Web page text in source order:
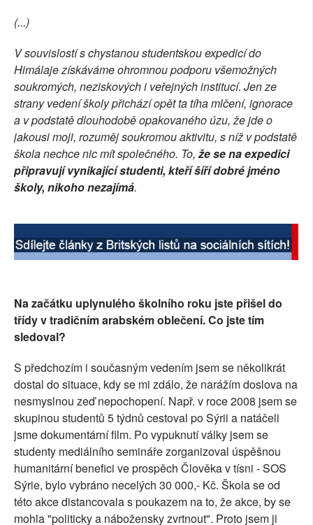
(...)
V souvislostí s chystanou studentskou expedicí do
Himálaje získáváme ohromnou podporu všemožných
soukromých, neziskových i veřejných institucí. Jen ze
strany vedení školy přichází opět ta tíha mlčení, ignorace
a v podstatě dlouhodobě opakovaného úzu, že jde o
jakousi moji, rozuměj soukromou aktivitu, s níž v podstatě
škola nechce nic mít společného. To,že se na expedici
připravují vynikající studenti, kteří šíří dobré jméno
školy, nikoho nezajímá.
Na začátku uplynulého školního roku jste přišel do
třídy v tradičním arabském oblečení. Co jste tím
sledoval?
S předchozím i současným vedením jsem se několikrát
dostal do situace, kdy se mi zdálo, že narážím doslova na
nesmyslnou zeď nepochopení. Např. v roce 2008 jsem se
skupinou studentů 5 týdnů cestoval po Sýrii a natáčeli
jsme dokumentární film. Po vypuknutí války jsem se
studenty mediálního semináře zorganizoval úspěšnou
humanitární benefici ve prospěch Člověka v tísni - SOS
Sýrie, bylo vybráno necelých 30 000,- Kč. Škola se od
této akce distancovala s poukazem na to, že akce, by se
mohla "politicky a nábožensky zvrtnout". Proto jsem ji